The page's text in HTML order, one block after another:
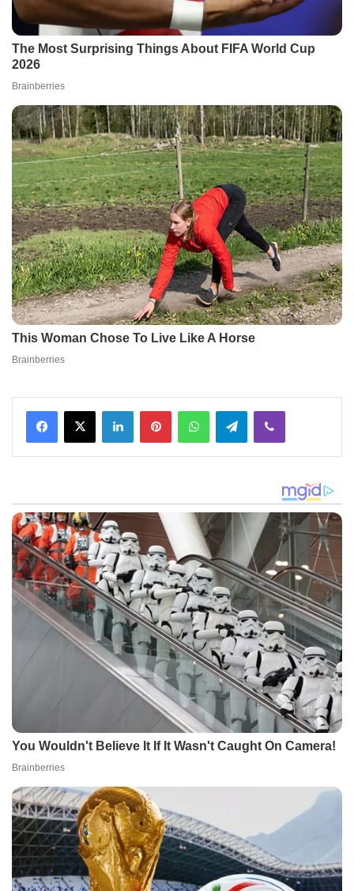
Facebook
X LinkedInPinterestWhatsAppTelegramViber